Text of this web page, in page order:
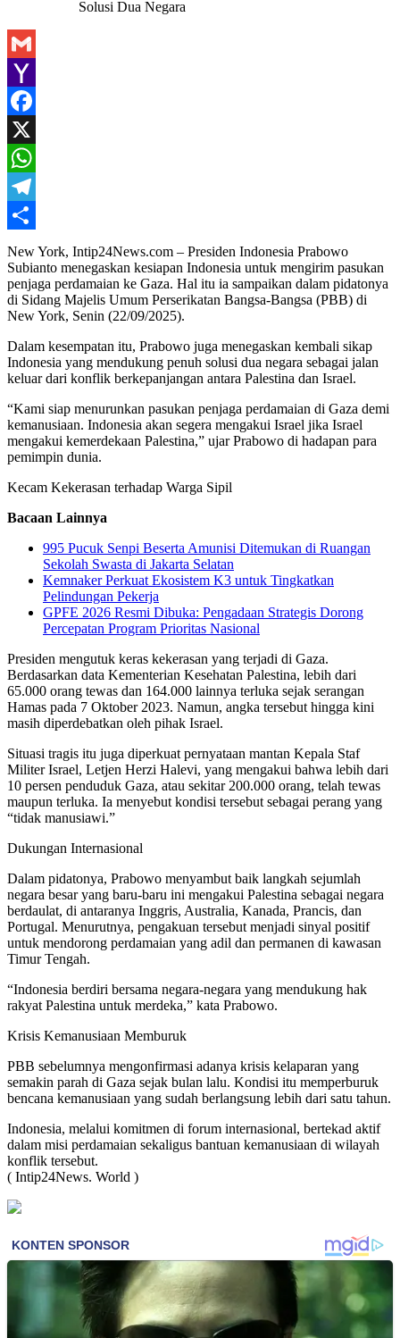
Gmail
Yahoo
Mail
Facebook
X
WhatsApp
Telegram
Share
New York, Intip24News.com – Presiden Indonesia Prabowo
Subianto menegaskan kesiapan Indonesia untuk mengirim pasukan
penjaga perdamaian ke Gaza. Hal itu ia sampaikan dalam pidatonya
di Sidang Majelis Umum Perserikatan Bangsa-Bangsa (PBB) di
New York, Senin (22/09/2025).
Dalam kesempatan itu, Prabowo juga menegaskan kembali sikap
Indonesia yang mendukung penuh solusi dua negara sebagai jalan
keluar dari konflik berkepanjangan antara Palestina dan Israel.
“Kami siap menurunkan pasukan penjaga perdamaian di Gaza demi
kemanusiaan. Indonesia akan segera mengakui Israel jika Israel
mengakui kemerdekaan Palestina,” ujar Prabowo di hadapan para
pemimpin dunia.
Kecam Kekerasan terhadap Warga Sipil
Bacaan Lainnya
995 Pucuk Senpi Beserta Amunisi Ditemukan di Ruangan
Sekolah Swasta di Jakarta Selatan
Kemnaker Perkuat Ekosistem K3 untuk Tingkatkan
Pelindungan Pekerja
GPFE 2026 Resmi Dibuka: Pengadaan Strategis Dorong
Percepatan Program Prioritas Nasional
Presiden mengutuk keras kekerasan yang terjadi di Gaza.
Berdasarkan data Kementerian Kesehatan Palestina, lebih dari
65.000 orang tewas dan 164.000 lainnya terluka sejak serangan
Hamas pada 7 Oktober 2023. Namun, angka tersebut hingga kini
masih diperdebatkan oleh pihak Israel.
Situasi tragis itu juga diperkuat pernyataan mantan Kepala Staf
Militer Israel, Letjen Herzi Halevi, yang mengakui bahwa lebih dari
10 persen penduduk Gaza, atau sekitar 200.000 orang, telah tewas
maupun terluka. Ia menyebut kondisi tersebut sebagai perang yang
“tidak manusiawi.”
Dukungan Internasional
Dalam pidatonya, Prabowo menyambut baik langkah sejumlah
negara besar yang baru-baru ini mengakui Palestina sebagai negara
berdaulat, di antaranya Inggris, Australia, Kanada, Prancis, dan
Portugal. Menurutnya, pengakuan tersebut menjadi sinyal positif
untuk mendorong perdamaian yang adil dan permanen di kawasan
Timur Tengah.
“Indonesia berdiri bersama negara-negara yang mendukung hak
rakyat Palestina untuk merdeka,” kata Prabowo.
Krisis Kemanusiaan Memburuk
PBB sebelumnya mengonfirmasi adanya krisis kelaparan yang
semakin parah di Gaza sejak bulan lalu. Kondisi itu memperburuk
bencana kemanusiaan yang sudah berlangsung lebih dari satu tahun.
Indonesia, melalui komitmen di forum internasional, bertekad aktif
dalam misi perdamaian sekaligus bantuan kemanusiaan di wilayah
konflik tersebut.
( Intip24News. World )